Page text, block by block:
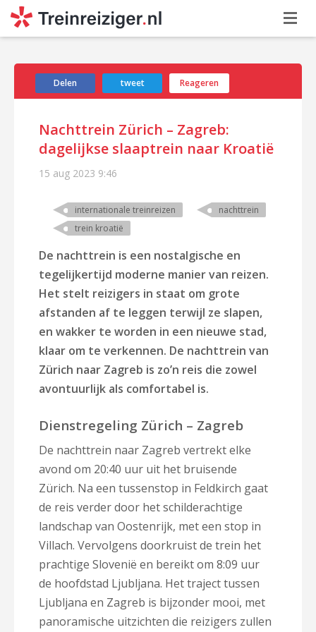
Delen tweet Reageren
Nachttrein Zürich – Zagreb:
dagelijkse slaaptrein naar Kroatië
15 aug 2023 9:46
internationale treinreizen
nachttrein
trein kroatië
De nachttrein is een nostalgische en
tegelijkertijd moderne manier van reizen.
Het stelt reizigers in staat om grote
afstanden af te leggen terwijl ze slapen,
en wakker te worden in een nieuwe stad,
klaar om te verkennen. De nachttrein van
Zürich naar Zagreb is zo’n reis die zowel
avontuurlijk als comfortabel is.
Dienstregeling Zürich – Zagreb
De nachttrein naar Zagreb vertrekt elke
avond om 20:40 uur uit het bruisende
Zürich. Na een tussenstop in Feldkirch gaat
de reis verder door het schilderachtige
landschap van Oostenrijk, met een stop in
Villach. Vervolgens doorkruist de trein het
prachtige Slovenië en bereikt om 8:09 uur
de hoofdstad Ljubljana. Het traject tussen
Ljubljana en Zagreb is bijzonder mooi, met
panoramische uitzichten die reizigers zullen